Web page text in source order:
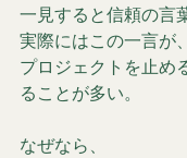
一見すると信頼の言
実際にはこの一言が、
プロジェクトを止め
ることが多い。
なぜなら、